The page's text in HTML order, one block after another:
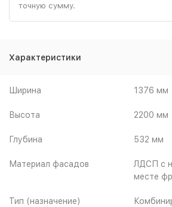
точную сумму.
Характеристики
Ширина 1376 мм
Высота 2200 мм
Глубина 532 мм
Материал фасадов
ЛДСП с
месте
Тип (назначение)